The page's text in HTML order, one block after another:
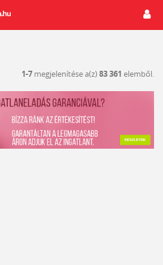
1-7 megjelenítése a(z)83 361 elemből.